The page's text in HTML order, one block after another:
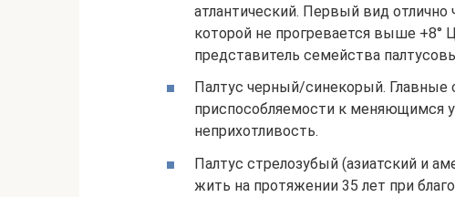
атлантический. Первый вид отлично
которой не прогревается выше +8°
представитель семейства
Палтус черный/синекорый.
приспособляемости к меняющимся
неприхотливость.
Палтус стрелозубый (азиатский и
жить на протяжении 35 лет при